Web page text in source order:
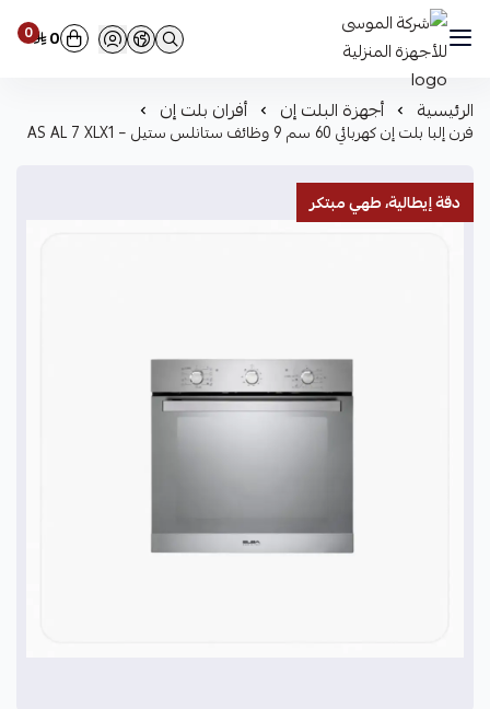
شركة الموسى للأجهزة المنزلية 0 0
الرئيسية أجهزة البلت إن أفران بلت إن
فرن إلبا بلت إن كهربائي 60 سم 9 وظائف ستانلس ستيل – AS AL 7 XLX1
دقة إيطالية، طهي مبتكر